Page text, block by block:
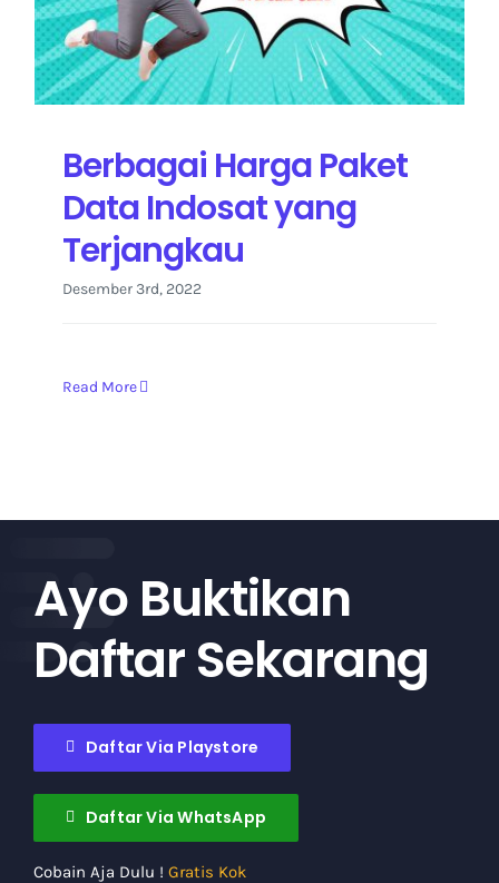
Kontak Kami
Berbagai Harga Paket
Data Indosat yang
Terjangkau
Desember 3rd, 2022
Read More
Ayo Buktikan
Daftar Sekarang
Daftar Via Playstore
Daftar Via WhatsApp
Cobain Aja Dulu ! Gratis Kok